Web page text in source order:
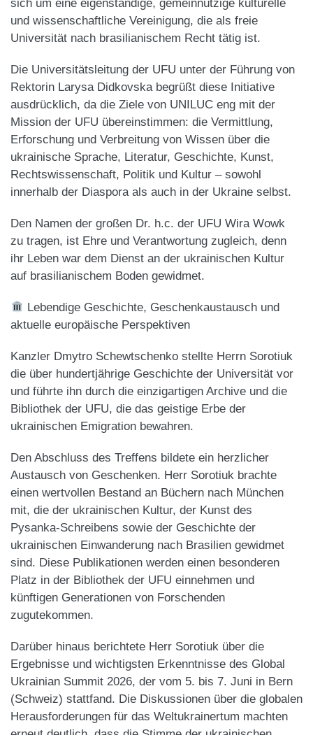
sich um eine eigenständige, gemeinnützige kulturelle
und wissenschaftliche Vereinigung, die als freie
Universität nach brasilianischem Recht tätig ist.
Die Universitätsleitung der UFU unter der Führung von
Rektorin Larysa Didkovska begrüßt diese Initiative
ausdrücklich, da die Ziele von UNILUC eng mit der
Mission der UFU übereinstimmen: die Vermittlung,
Erforschung und Verbreitung von Wissen über die
ukrainische Sprache, Literatur, Geschichte, Kunst,
Rechtswissenschaft, Politik und Kultur – sowohl
innerhalb der Diaspora als auch in der Ukraine selbst.
Den Namen der großen Dr. h.c. der UFU Wira Wowk
zu tragen, ist Ehre und Verantwortung zugleich, denn
ihr Leben war dem Dienst an der ukrainischen Kultur
auf brasilianischem Boden gewidmet.
Lebendige Geschichte, Geschenkaustausch und
aktuelle europäische Perspektiven
Kanzler Dmytro Schewtschenko stellte Herrn Sorotiuk
die über hundertjährige Geschichte der Universität vor
und führte ihn durch die einzigartigen Archive und die
Bibliothek der UFU, die das geistige Erbe der
ukrainischen Emigration bewahren.
Den Abschluss des Treffens bildete ein herzlicher
Austausch von Geschenken. Herr Sorotiuk brachte
einen wertvollen Bestand an Büchern nach München
mit, die der ukrainischen Kultur, der Kunst des
Pysanka-Schreibens sowie der Geschichte der
ukrainischen Einwanderung nach Brasilien gewidmet
sind. Diese Publikationen werden einen besonderen
Platz in der Bibliothek der UFU einnehmen und
künftigen Generationen von Forschenden
zugutekommen.
Darüber hinaus berichtete Herr Sorotiuk über die
Ergebnisse und wichtigsten Erkenntnisse des Global
Ukrainian Summit 2026, der vom 5. bis 7. Juni in Bern
(Schweiz) stattfand. Die Diskussionen über die globalen
Herausforderungen für das Weltukrainertum machten